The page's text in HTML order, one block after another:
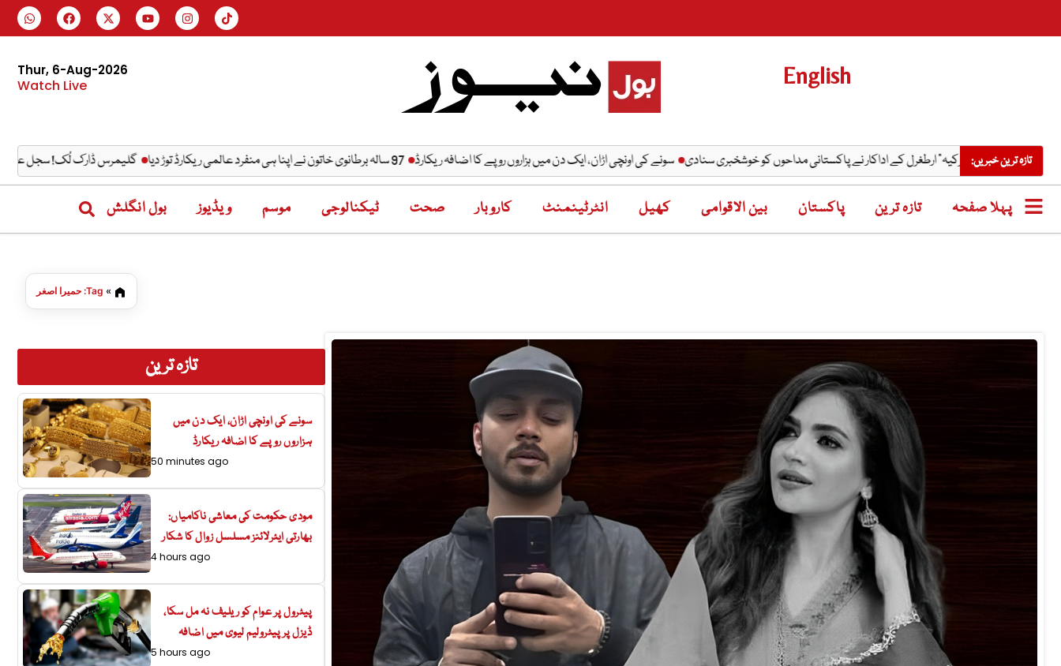
Thur, 6-Aug-2026
Watch Live English
تازہ ترین خبریں:
جان جان ترکیہ” ارطغرل کے اداکار نے پاکستانی مداحوں کو خوشخبری سنادی سونے کی اونچی اڑان، ایک دن میں ہزاروں روپے کا اضافہ ریکارڈ 97 سالہ برطانوی خاتون نے اپنا ہی منفرد عالمی ریکارڈ توڑ دیا گلیمرس ڈارک لُک! سجل علی کے منفرد
پہلا صفحہ تازہ ترین پاکستان بین الاقوامی کھیل انٹرٹینمنٹ کاروبار صحت ٹیکنالوجی موسم ویڈیوز بول انگلش
» Tag: حمیرا اصغر
تازہ ترین
سونے کی اونچی اڑان، ایک دن میں
ہزاروں روپے کا اضافہ ریکارڈ
50 minutes ago
مودی حکومت کی معاشی ناکامیاں:
بھارتی ایئرلائنز مسلسل زوال کا شکار
4 hours ago
پیٹرول پر عوام کو ریلیف نہ مل سکا،
ڈیزل پر پیٹرولیم لیوی میں اضافہ
5 hours ago